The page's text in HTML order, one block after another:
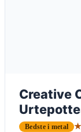
Creative
Bedste i metal ★